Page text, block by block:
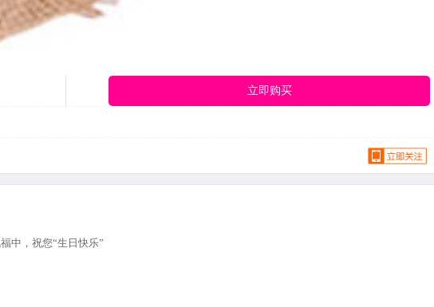
立即购买
中，祝您“生日快乐”